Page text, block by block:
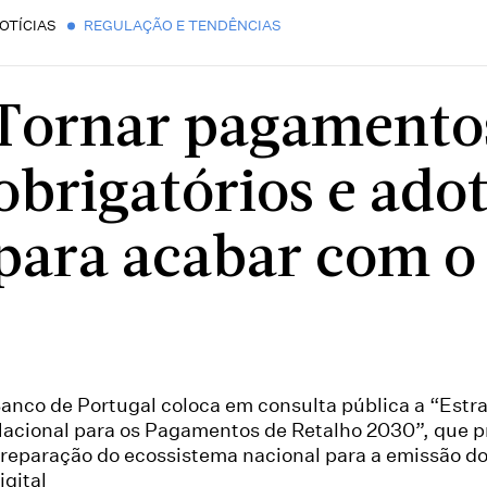
REGULAÇÃO E TENDÊNCIAS
e
acabar com
de Portugal coloca em consulta pública a
para os Pagamentos de Retalho 2030”, que
do ecossistema nacional para a emissão